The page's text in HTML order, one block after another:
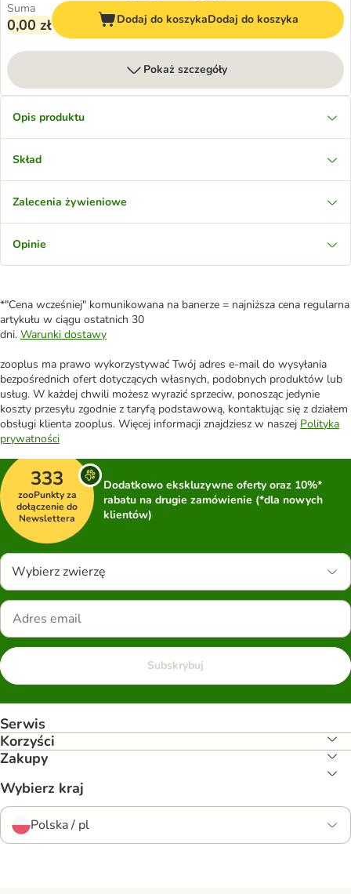
Suma
0,00 zł Dodaj do koszykaDodaj do koszyka
Pokaż szczegóły
Opis produktu
Skład
Zalecenia żywieniowe
Opinie
*"Cena wcześniej" komunikowana na banerze = najniższa cena regularna
artykułu w ciągu ostatnich 30
dni. Warunki dostawy
zooplus ma prawo wykorzystywać Twój adres e-mail do wysyłania
bezpośrednich ofert dotyczących własnych, podobnych produktów lub
usług. W każdej chwili możesz wyrazić sprzeciw, ponosząc jedynie
koszty przesyłu zgodnie z taryfą podstawową, kontaktując się z działem
obsługi klienta zooplus. Więcej informacji znajdziesz w naszej Polityka
prywatności
333
zooPunkty za
dołączenie do
Newslettera
Dodatkowo ekskluzywne oferty oraz 10%*
rabatu na drugie zamówienie (*dla nowych
klientów)
Wybierz zwierzę
Subskrybuj
Serwis
Korzyści
Zakupy
Wybierz kraj
Polska / pl